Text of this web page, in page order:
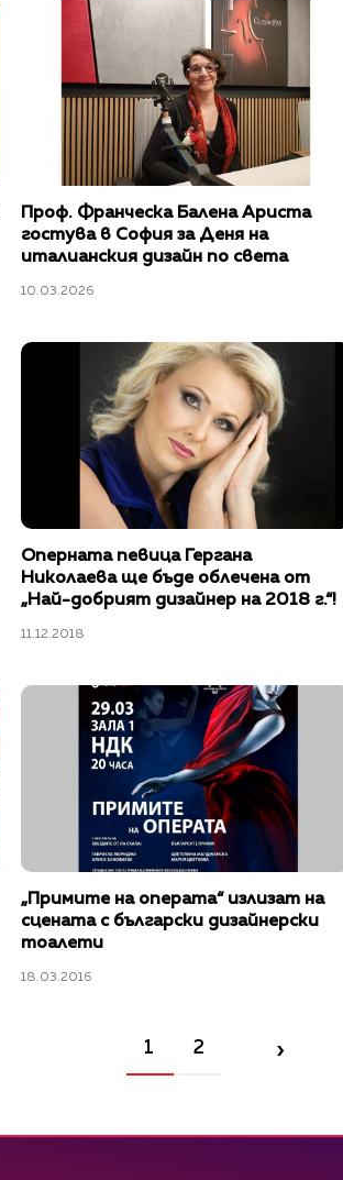
Проф. Франческа Балена Ариста
гостува в София за Деня на
италианския дизайн по света
10.03.2026
Оперната певица Гергана
Николаева ще бъде облечена от
„Най-добрият дизайнер на 2018 г.“!
11.12.2018
„Примите на операта“ излизат на
сцената с български дизайнерски
тоалети
18.03.2016
1 2 ›